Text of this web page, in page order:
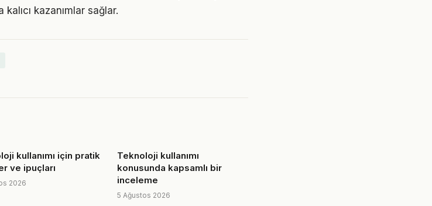
kazanımlar sağlar.
kullanımı için pratik
ve ipuçları
2026
Teknoloji kullanımı
konusunda kapsamlı bir
inceleme
5 Ağustos 2026